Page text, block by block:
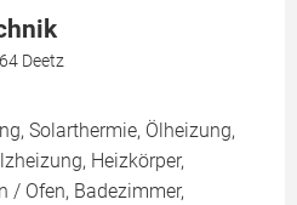
Deetz
Solarthermie, Ölheizung,
Heizkörper,
/ Ofen, Badezimmer,